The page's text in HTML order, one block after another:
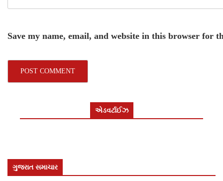
Save my name, email, and website in this browser for
એડવર્ટાઈઝ
ગુજરાત સમાચાર